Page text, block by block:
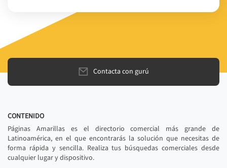
Contacta con gurú
CONTENIDO
Páginas Amarillas es el directorio comercial más grande de
Latinoamérica, en el que encontrarás la solución que necesitas de
forma rápida y sencilla. Realiza tus búsquedas comerciales desde
cualquier lugar y dispositivo.